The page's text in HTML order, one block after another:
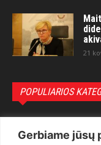
Gerbiame jūsų
21
POPULIARIOS